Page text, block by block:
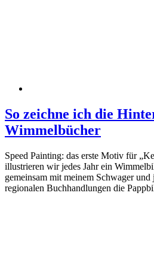
So zeichne ich die
Wimmelbücher
Speed Painting: das erste Motiv für
illustrieren wir jedes Jahr ein
gemeinsam mit meinem Schwager und
regionalen Buchhandlungen die